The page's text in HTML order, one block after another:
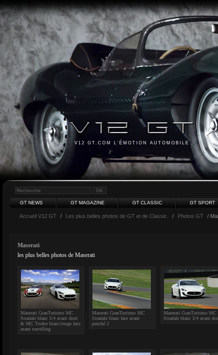
V12 GT.COM L'ÉMOTION AUTOMOBILE
GT NEWS GT MAGAZINE GT CLASSIC GT SPORT
Accueil V12 GT / Les plus belles photos de GT et de Classic. / Photos GT /
Maserati
les plus belles photos de Maserati
Maserati GranTurismo MC
Stradale blanc 3/4 avant droit
& MC Trofeo blanc/rouge face
avant travelling
Maserati GranTurismo MC
Stradale blanc face avant
penché 2
Maserati GranTurismo MC
Stradale blanc 3/4 avant